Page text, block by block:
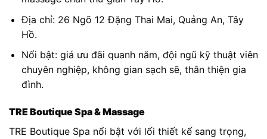
Địa chỉ: 26 Ngõ 12 Đặng Thai Mai, Quảng An, Tây
Hồ.
Nổi bật: giá ưu đãi quanh năm, đội ngũ kỹ thuật viên
chuyên nghiệp, không gian sạch sẽ, thân thiện gia
đình.
TRE Boutique Spa & Massage
TRE Boutique Spa nổi bật với lối thiết kế sang trọng,